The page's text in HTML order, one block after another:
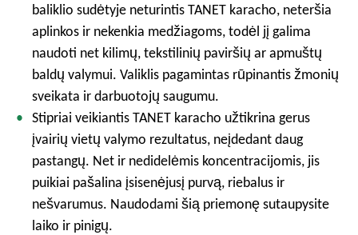
baliklio sudėtyje neturintis TANET karacho, neteršia
aplinkos ir nekenkia medžiagoms, todėl jį galima
naudoti net kilimų, tekstilinių paviršių ar apmuštų
baldų valymui. Valiklis pagamintas rūpinantis žmonių
sveikata ir darbuotojų saugumu.
Stipriai veikiantis TANET karacho užtikrina gerus
įvairių vietų valymo rezultatus, neįdedant daug
pastangų. Net ir nedidelėmis koncentracijomis, jis
puikiai pašalina įsisenėjusį purvą, riebalus ir
nešvarumus. Naudodami šią priemonę sutaupysite
laiko ir pinigų.